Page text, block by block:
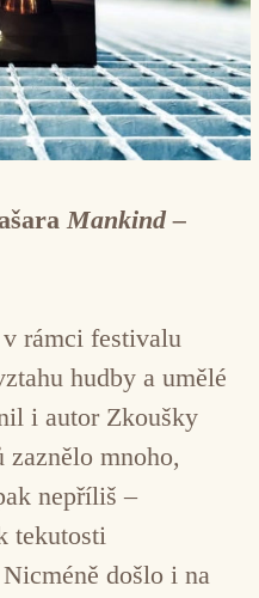
Mankind –
rámci festivalu
hudby a umělé
i autor Zkoušky
zaznělo mnoho,
nepříliš –
tekutosti
došlo i na